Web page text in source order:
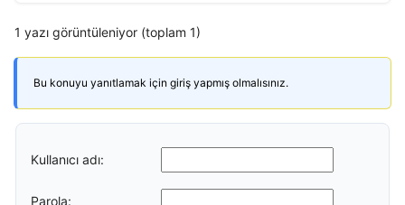
1 yazı görüntüleniyor (toplam 1)
Bu konuyu yanıtlamak için giriş yapmış olmalısınız.
Kullanıcı adı:
Parola: